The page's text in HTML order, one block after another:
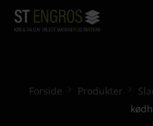
Forside Produkter